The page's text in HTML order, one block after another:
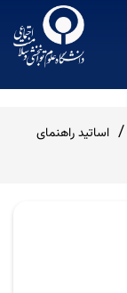
اساتید راهنمای